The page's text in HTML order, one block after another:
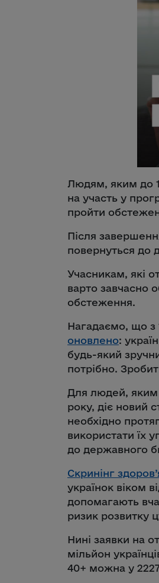
Людям, яким до 1
на участь у
пройти
Після
повернуться до
Учасникам, які
варто завчасно
обстеження.
Нагадаємо, що з
оновлено:
будь-який
потрібно.
Для людей, яким
року, діє новий
необхідно
використати їх
до державного
Скринінг
українок віком
допомагають
ризик розвитку
Нині заявки на
мільйон
40+ можна у 2227